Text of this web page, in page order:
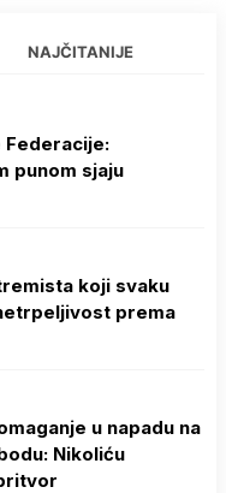
NAJČITANIJE
Federacije:
punom sjaju
koji svaku
prema
u napadu na
Nikoliću